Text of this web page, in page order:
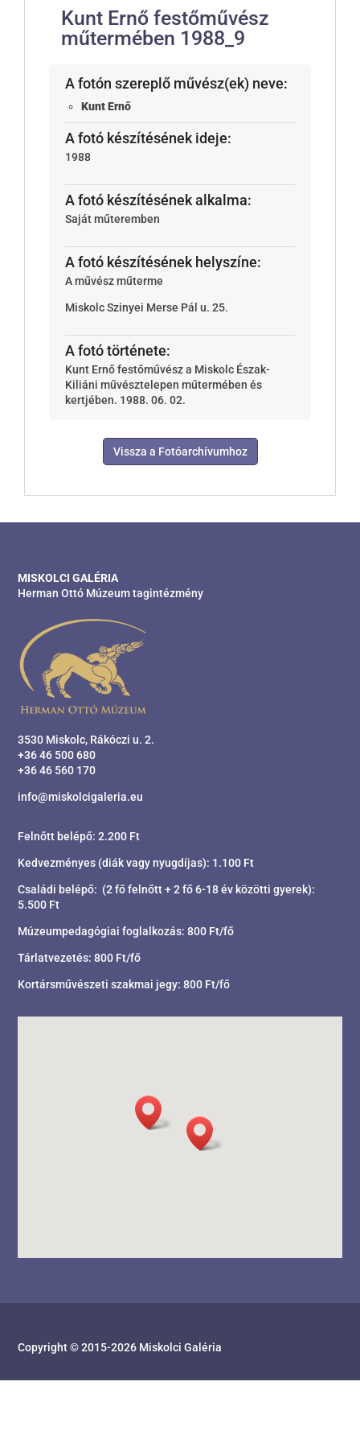
Kunt Ernő festőművész
műtermében 1988_9
A fotón szereplő művész(ek) neve:
Kunt Ernő
A fotó készítésének ideje:
1988
A fotó készítésének alkalma:
Saját műteremben
A fotó készítésének helyszíne:
A művész műterme
Miskolc Szinyei Merse Pál u. 25.
A fotó története:
Kunt Ernő festőművész a Miskolc Észak-
Kiliáni művésztelepen műtermében és
kertjében. 1988. 06. 02.
Vissza a Fotóarchívumhoz
MISKOLCI GALÉRIA
Herman Ottó Múzeum tagintézmény
3530 Miskolc, Rákóczi u. 2.
+36 46 500 680
+36 46 560 170
info@miskolcigaleria.eu
Felnőtt belépő: 2.200 Ft
Kedvezményes (diák vagy nyugdíjas): 1.100 Ft
Családi belépő: (2 fő felnőtt + 2 fő 6-18 év közötti gyerek):
5.500 Ft
Múzeumpedagógiai foglalkozás: 800 Ft/fő
Tárlatvezetés: 800 Ft/fő
Kortársművészeti szakmai jegy: 800 Ft/fő
Copyright © 2015-2026 Miskolci Galéria